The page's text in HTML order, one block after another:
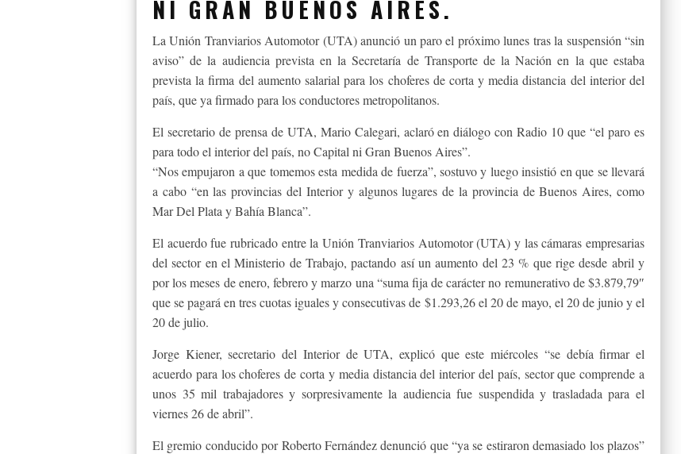
NI GRAN BUENOS AIRES.
La Unión Tranviarios Automotor (UTA) anunció un paro el próximo lunes tras la suspensión “sin
aviso” de la audiencia prevista en la Secretaría de Transporte de la Nación en la que estaba
prevista la firma del aumento salarial para los choferes de corta y media distancia del interior del
país, que ya firmado para los conductores metropolitanos.
El secretario de prensa de UTA, Mario Calegari, aclaró en diálogo con Radio 10 que “el paro es
para todo el interior del país, no Capital ni Gran Buenos Aires”.
“Nos empujaron a que tomemos esta medida de fuerza”, sostuvo y luego insistió en que se llevará
a cabo “en las provincias del Interior y algunos lugares de la provincia de Buenos Aires, como
Mar Del Plata y Bahía Blanca”.
El acuerdo fue rubricado entre la Unión Tranviarios Automotor (UTA) y las cámaras empresarias
del sector en el Ministerio de Trabajo, pactando así un aumento del 23 % que rige desde abril y
por los meses de enero, febrero y marzo una “suma fija de carácter no remunerativo de $3.879,79″
que se pagará en tres cuotas iguales y consecutivas de $1.293,26 el 20 de mayo, el 20 de junio y el
20 de julio.
Jorge Kiener, secretario del Interior de UTA, explicó que este miércoles “se debía firmar el
acuerdo para los choferes de corta y media distancia del interior del país, sector que comprende a
unos 35 mil trabajadores y sorpresivamente la audiencia fue suspendida y trasladada para el
viernes 26 de abril”.
El gremio conducido por Roberto Fernández denunció que “ya se estiraron demasiado los plazos”